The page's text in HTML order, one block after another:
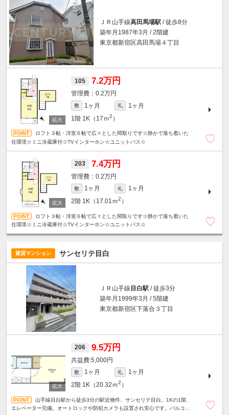
ＪＲ山手線高田馬場駅 / 徒歩8分
築年月1987年3月 / 2階建
東京都新宿区高田馬場４丁目
105 7.2万円
0.2万円
敷 1ヶ月 礼
1ヶ月
1階 1K（17ｍ2 ）
ロフト３帖・洋室６帖で広々とした間取りです☆静かで落ち着いた
住環境☆ミニ冷蔵庫付☆TVインターホン☆ユニットバス☆
203 7.4万円
0.2万円
敷 1ヶ月 礼
1ヶ月
2階 1K（17.01ｍ2 ）
ロフト３帖・洋室６帖で広々とした間取りです☆静かで落ち着いた
住環境☆ミニ冷蔵庫付☆TVインターホン☆ユニットバス☆
賃貸マンション サンセリテ目白
ＪＲ山手線 目白駅 / 徒歩3分
築年月1999年3月 / 5階建
東京都新宿区下落合３丁目
206 9.5万円
5,000円
敷 1ヶ月 礼
1ヶ月
2階 1K（20.32ｍ2 ）
山手線目白駅から徒歩3分の駅近物件、サンセリテ目白。1Kの1階、
エレベーター完備。オートロックや防犯カメラも設置され安心です。バルコニ